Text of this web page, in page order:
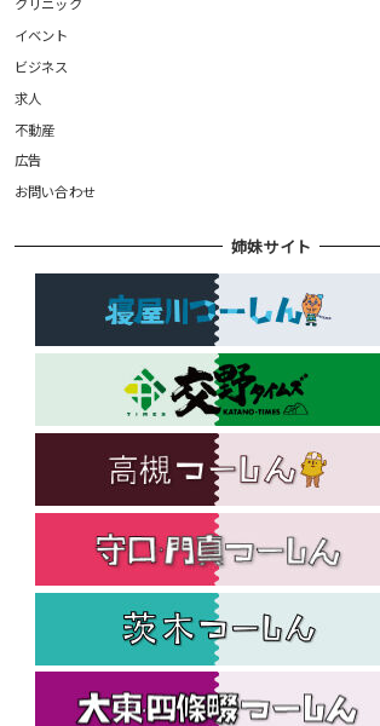
イベント
ビジネス
求人
不動産
広告
お問い合わせ
姉妹サイト